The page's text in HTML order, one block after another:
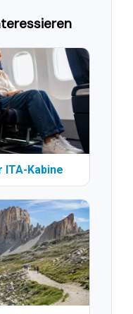
ITA-Kabine